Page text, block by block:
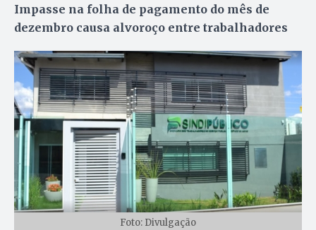
Impasse na folha de pagamento do mês de
dezembro causa alvoroço entre trabalhadores
Foto: Divulgação